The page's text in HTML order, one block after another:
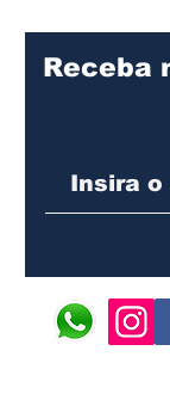
Receba